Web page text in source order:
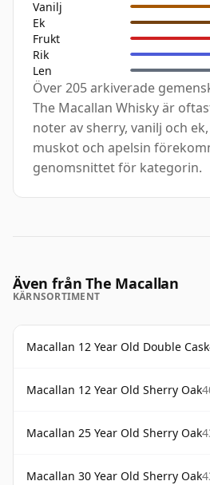
Vanilj
Ek
Frukt
Rik
Len
Över 205 arkiverade
The Macallan Whisky är
noter av sherry, vanilj och
muskot och apelsin
genomsnittet för kategorin.
Även från The Macallan
KÄRNSORTIMENT
Macallan 12 Year Old Double Cask
Macallan 12 Year Old Sherry Oak
Macallan 25 Year Old Sherry Oak
Macallan 30 Year Old Sherry Oak